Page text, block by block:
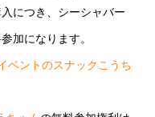
につき、シーシャバー
加になります。
ベントのスナックこうち